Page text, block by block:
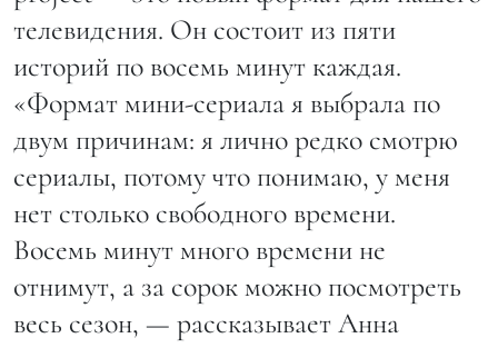
телевидения. Он состоит из пяти
историй по восемь минут каждая.
«Формат мини-сериала я выбрала по
двум причинам: я лично редко смотрю
сериалы, потому что понимаю, у меня
нет столько свободного времени.
Восемь минут много времени не
отнимут, а за сорок можно посмотреть
весь сезон, — рассказывает Анна